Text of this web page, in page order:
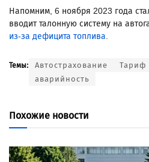
Напомним, 6 ноября 2023 года
вводит талонную систему на
из-за дефицита топлива.
Темы: Автострахование Тариф
аварийность
Похожие новости